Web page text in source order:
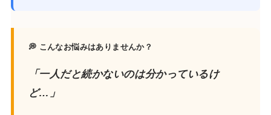
💭 こんなお悩みはありませんか？
「一人だと続かないのは分かっているけ
ど…」